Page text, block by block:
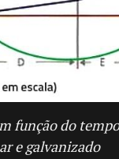
função do
e galvanizado